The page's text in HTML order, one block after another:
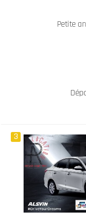
Petite
3